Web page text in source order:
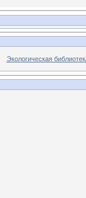
Экологическая